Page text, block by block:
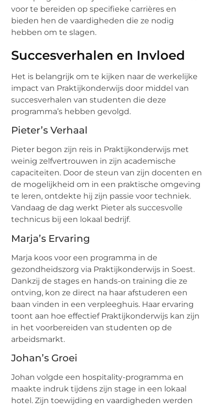
voor te bereiden op specifieke carrières en
bieden hen de vaardigheden die ze nodig
hebben om te slagen.
Succesverhalen en Invloed
Het is belangrijk om te kijken naar de werkelijke
impact van Praktijkonderwijs door middel van
succesverhalen van studenten die deze
programma’s hebben gevolgd.
Pieter’s Verhaal
Pieter begon zijn reis in Praktijkonderwijs met
weinig zelfvertrouwen in zijn academische
capaciteiten. Door de steun van zijn docenten en
de mogelijkheid om in een praktische omgeving
te leren, ontdekte hij zijn passie voor techniek.
Vandaag de dag werkt Pieter als succesvolle
technicus bij een lokaal bedrijf.
Marja’s Ervaring
Marja koos voor een programma in de
gezondheidszorg via Praktijkonderwijs in Soest.
Dankzij de stages en hands-on training die ze
ontving, kon ze direct na haar afstuderen een
baan vinden in een verpleeghuis. Haar ervaring
toont aan hoe effectief Praktijkonderwijs kan zijn
in het voorbereiden van studenten op de
arbeidsmarkt.
Johan’s Groei
Johan volgde een hospitality-programma en
maakte indruk tijdens zijn stage in een lokaal
hotel. Zijn toewijding en vaardigheden werden